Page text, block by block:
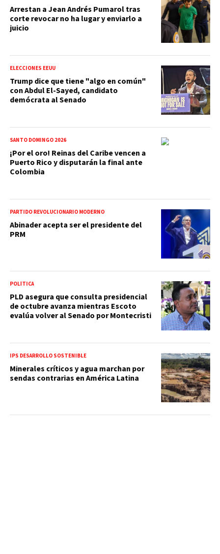
Arrestan a Jean Andrés Pumarol tras
corte revocar no ha lugar y enviarlo a
juicio
ELECCIONES EEUU
Trump dice que tiene "algo en común"
con Abdul El-Sayed, candidato
demócrata al Senado
SANTO DOMINGO 2026
¡Por el oro! Reinas del Caribe vencen a
Puerto Rico y disputarán la final ante
Colombia
PARTIDO REVOLUCIONARIO MODERNO
Abinader acepta ser el presidente del
PRM
POLÍTICA
PLD asegura que consulta presidencial
de octubre avanza mientras Escoto
evalúa volver al Senado por Montecristi
IPS DESARROLLO SOSTENIBLE
Minerales críticos y agua marchan por
sendas contrarias en América Latina